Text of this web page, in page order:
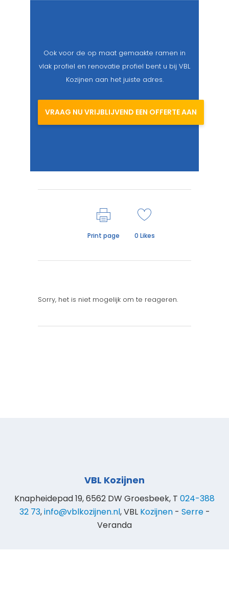
Ook voor de op maat gemaakte ramen in
vlak profiel en renovatie profiel bent u bij VBL
Kozijnen aan het juiste adres.
VRAAG NU VRIJBLIJVEND EEN OFFERTE AAN
Print page 0 Likes
Sorry, het is niet mogelijk om te reageren.
VBL Kozijnen
Knapheidepad 19, 6562 DW Groesbeek, T 024-388
32 73,info@vblkozijnen.nl, VBL Kozijnen- Serre-
Veranda